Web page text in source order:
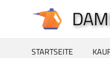
springen
STARTSEITE